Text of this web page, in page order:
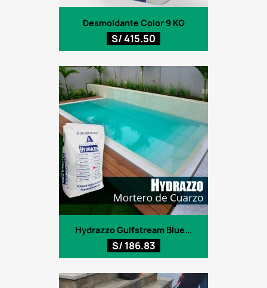
Desmoldante Color 9 KG
S/ 415.50
Hydrazzo Gulfstream Blue...
S/ 186.83